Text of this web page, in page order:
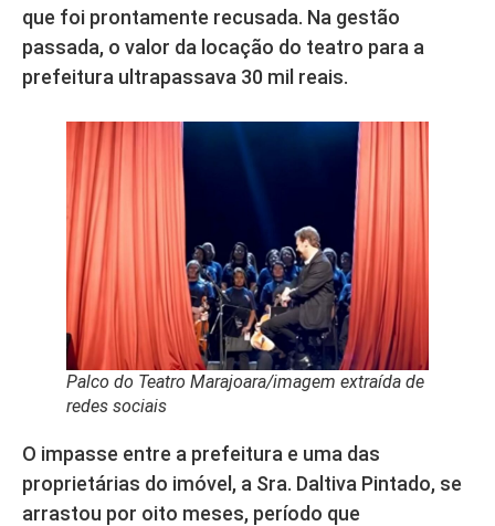
que foi prontamente recusada. Na gestão
passada, o valor da locação do teatro para a
prefeitura ultrapassava 30 mil reais.
Palco do Teatro Marajoara/imagem extraída de
redes sociais
O impasse entre a prefeitura e uma das
proprietárias do imóvel, a Sra. Daltiva Pintado, se
arrastou por oito meses, período que